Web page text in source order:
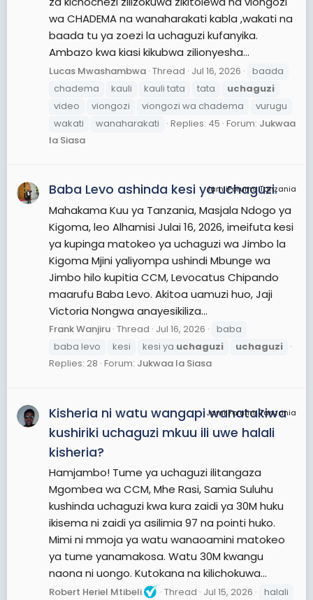
wa CHADEMA na wanaharakati kabla ,wakati na
baada tu ya zoezi la uchaguzi kufanyika.
Ambazo kwa kiasi kikubwa zilionyesha...
Lucas Mwashambwa Thread Jul 16, 2026
baada
chadema
kauli kauli tata tata
uchaguzi
video
viongozi viongozi wa chadema
vurugu
wakati
wanaharakati Replies: 45 Forum: Jukwaa
la Siasa
JamiiForums Tanzania
Baba Levo ashinda kesi ya uchaguzi.
Mahakama Kuu ya Tanzania, Masjala Ndogo ya
Kigoma, leo Alhamisi Julai 16, 2026, imeifuta kesi
ya kupinga matokeo ya uchaguzi wa Jimbo la
Kigoma Mjini yaliyompa ushindi Mbunge wa
Jimbo hilo kupitia CCM, Levocatus Chipando
maarufu Baba Levo. Akitoa uamuzi huo, Jaji
Victoria Nongwa anayesikiliza...
Frank Wanjiru Thread Jul 16, 2026
baba
baba levo
kesi kesi ya uchaguzi
uchaguzi
Replies: 28 Forum: Jukwaa la Siasa
JamiiForums Tanzania
Kisheria ni watu wangapi wanatakiwa
kushiriki uchaguzi mkuu ili uwe halali
kisheria?
Hamjambo! Tume ya uchaguzi ilitangaza
Mgombea wa CCM, Mhe Rasi, Samia Suluhu
kushinda uchaguzi kwa kura zaidi ya 30M huku
ikisema ni zaidi ya asilimia 97 na pointi huko.
Mimi ni mmoja ya watu wanaoamini matokeo
ya tume yanamakosa. Watu 30M kwangu
naona ni uongo. Kutokana na kilichokuwa...
Robert Heriel Mtibeli Thread Jul 15, 2026
halali